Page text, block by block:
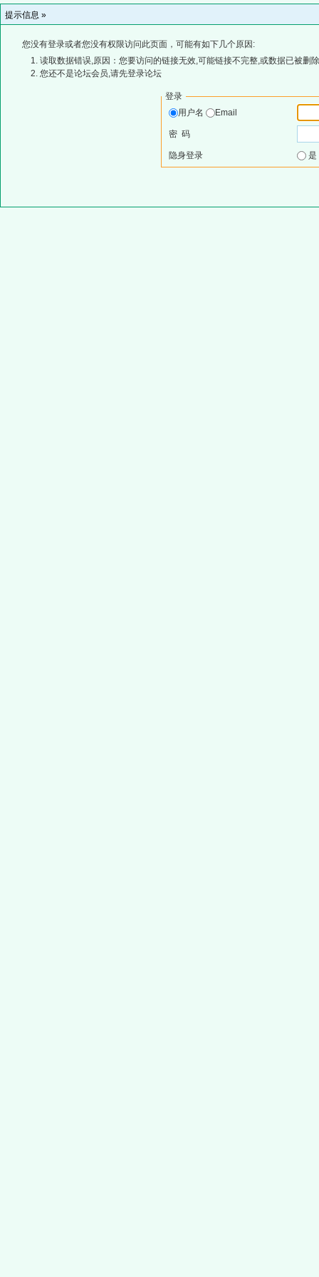
提示信息 »
您没有登录或者您没有权限访问此页面，可能有如下几个原因:
读取数据错误,原因：您要访问的链接无效,可能链接不完整,或数据已被删
您还不是论坛会员,请先登录论坛
登录
用户名
Email
密 码
隐身登录